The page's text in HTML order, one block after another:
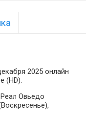
2025 онлайн
(HD).
Овьедо